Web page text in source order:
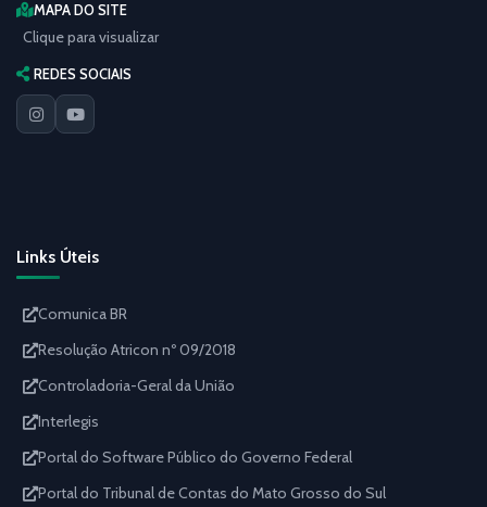
MAPA DO SITE
Clique para visualizar
REDES SOCIAIS
Links Úteis
Comunica BR
Resolução Atricon nº 09/2018
Controladoria-Geral da União
Interlegis
Portal do Software Público do Governo Federal
Portal do Tribunal de Contas do Mato Grosso do Sul